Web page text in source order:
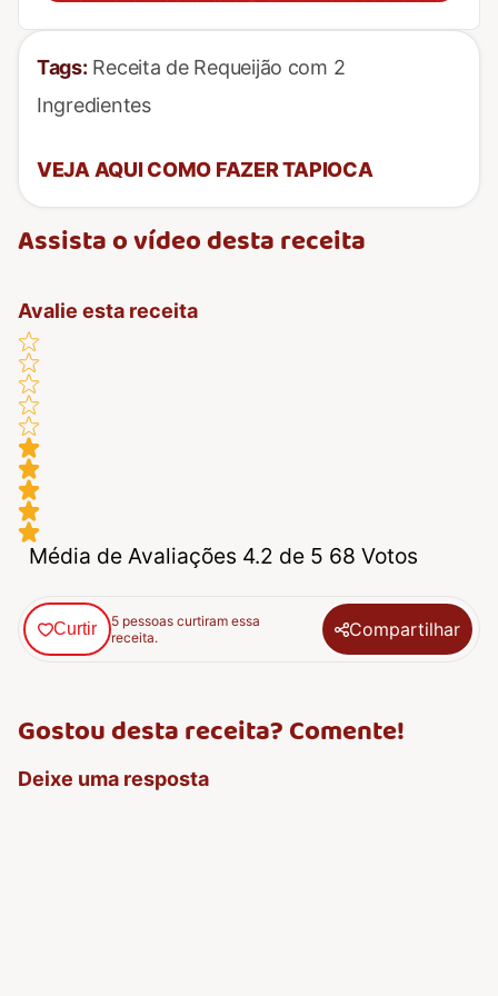
Tags: Receita de Requeijão com 2
Ingredientes
VEJA AQUI COMO FAZER TAPIOCA
Assista o vídeo desta receita
Avalie esta receita
Média de Avaliações 4.2 de 5 68 Votos
Curtir
5 pessoas curtiram essa
receita.
Compartilhar
Gostou desta receita? Comente!
Deixe uma resposta